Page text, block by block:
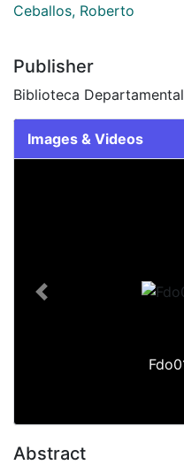
Ceballos, Roberto
Publisher
Biblioteca
Images & Videos
Previous
Abstract